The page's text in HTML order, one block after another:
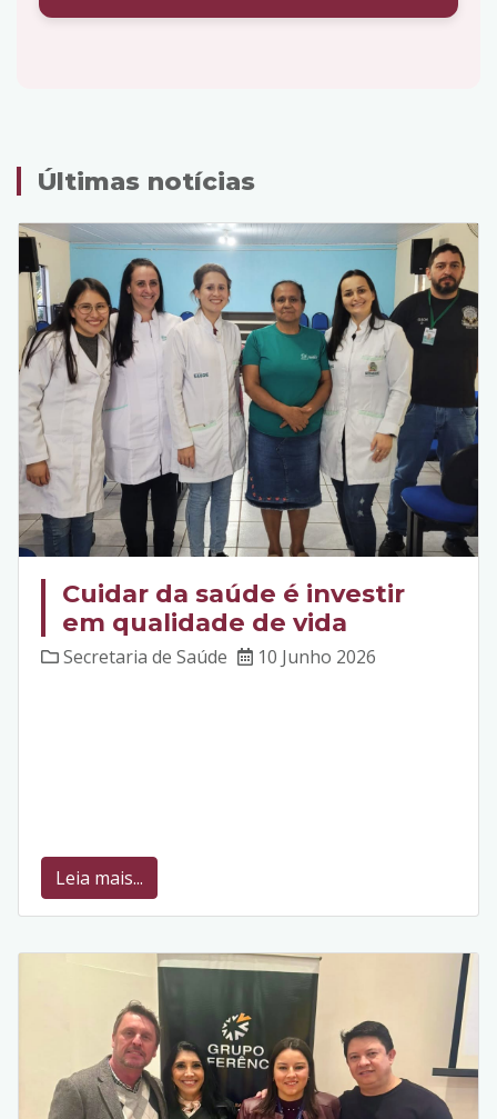
Últimas notícias
Cuidar da saúde é investir
em qualidade de vida
Secretaria de Saúde 10 Junho 2026
Leia mais...